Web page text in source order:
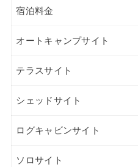
宿泊料金
オートキャンプサイト
テラスサイト
シェッドサイト
ログキャビンサイト
ソロサイト